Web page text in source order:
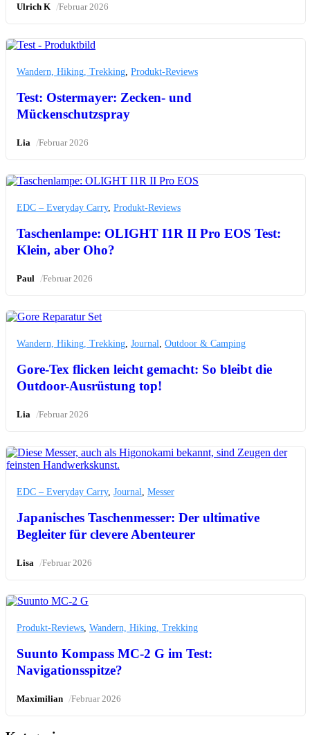
Ulrich K /Februar 2026
Wandern, Hiking, Trekking, Produkt-Reviews
Test: Ostermayer: Zecken- und
Mückenschutzspray
Lia /Februar 2026
EDC – Everyday Carry, Produkt-Reviews
Taschenlampe: OLIGHT I1R II Pro EOS Test:
Klein, aber Oho?
Paul /Februar 2026
Wandern, Hiking, Trekking, Journal, Outdoor & Camping
Gore-Tex flicken leicht gemacht: So bleibt die
Outdoor-Ausrüstung top!
Lia /Februar 2026
EDC – Everyday Carry, Journal, Messer
Japanisches Taschenmesser: Der ultimative
Begleiter für clevere Abenteurer
Lisa /Februar 2026
Produkt-Reviews, Wandern, Hiking, Trekking
Suunto Kompass MC-2 G im Test:
Navigationsspitze?
Maximilian /Februar 2026